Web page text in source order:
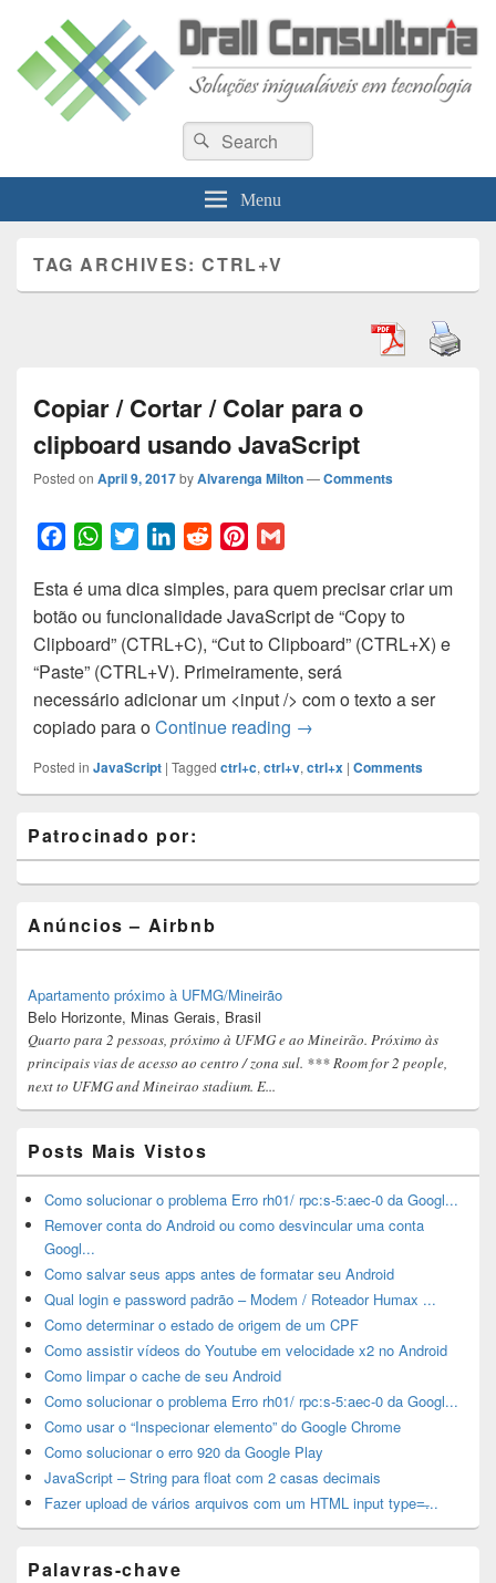
Drall Dev Community
Blog de compartilhamento de informações de desenvolvimento de sistemas
Search
for:
Search
Menu
TAG ARCHIVES:CTRL+V
Copiar / Cortar / Colar para o
clipboard usando JavaScript
Posted on April 9, 2017byAlvarenga Milton—Comments
c
e
b
o
o
k
W
a
s
A
p
p
i
t
t
e
r
n
k
e
d
I
n
R
d
d
i
t
n
t
e
r
e
s
a
i
l
Esta é uma dica simples, para quem precisar criar um
botão ou funcionalidade JavaScript de “Copy to
Clipboard” (CTRL+C), “Cut to Clipboard” (CTRL+X) e
“Paste” (CTRL+V). Primeiramente, será
necessário adicionar um <input /> com o texto a ser
copiado para oContinue reading Copiar / Cortar / Colar
→
Posted in JavaScript | Tagged ctrl+c, ctrl+v, ctrl+x | Comments
Sidebar
Widget
Area
Patrocinado por:
Anúncios – Airbnb
Apartamento próximo à UFMG/Mineirão
Belo Horizonte, Minas Gerais, Brasil
Quarto para 2 pessoas, próximo à UFMG e ao Mineirão. Próximo às
principais vias de acesso ao centro / zona sul. *** Room for 2 people,
next to UFMG and Mineirao stadium. E...
Posts Mais Vistos
Como solucionar o problema Erro rh01/ rpc:s-5:aec-0 da Googl...
Remover conta do Android ou como desvincular uma conta
Googl...
Como salvar seus apps antes de formatar seu Android
Qual login e password padrão – Modem / Roteador Humax ...
Como determinar o estado de origem de um CPF
Como assistir vídeos do Youtube em velocidade x2 no Android
Como limpar o cache de seu Android
Como solucionar o problema Erro rh01/ rpc:s-5:aec-0 da Googl...
Como usar o “Inspecionar elemento” do Google Chrome
Como solucionar o erro 920 da Google Play
JavaScript – String para float com 2 casas decimais
Fazer upload de vários arquivos com um HTML input type=̶...
Palavras-chave